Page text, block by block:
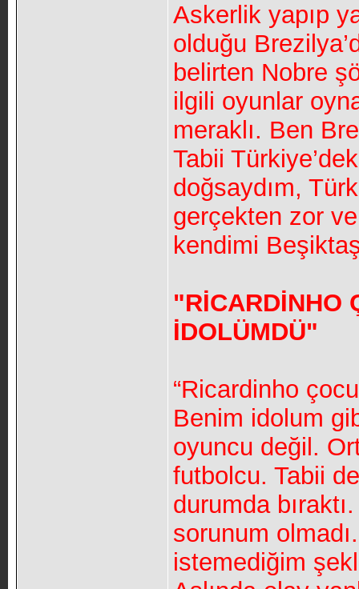
Askerlik yapıp
olduğu
belirten Nobre
ilgili oyunlar
meraklı. Ben
Tabii
doğsaydım,
gerçekten zor
kendimi
"RİCARDİNHO
İDOLÜMDÜ"
“Ricardinho
Benim idolum
oyuncu değil.
futbolcu. Tabii
durumda
sorunum
istemediğim